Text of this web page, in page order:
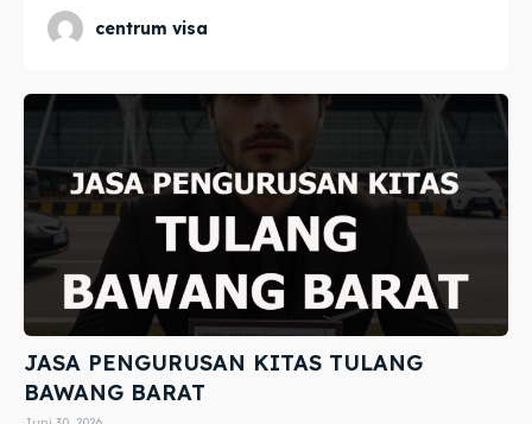
centrum visa
JASA PENGURUSAN KITAS TULANG
BAWANG BARAT